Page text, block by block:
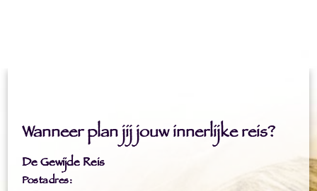
Wanneer plan jij jouw innerlijke reis?
De Gewijde Reis
Postadres: